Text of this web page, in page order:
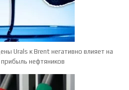
Urals к Brent негативно влияет на
прибыль нефтяников